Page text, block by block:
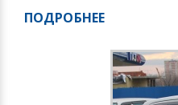
ПОДРОБНЕЕ